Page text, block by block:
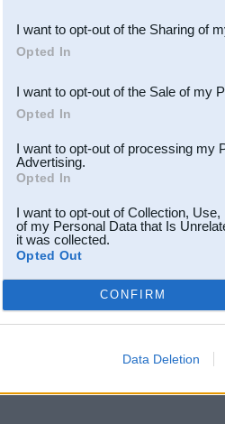
Downstream Participants
third parties.
I want to opt-out of the Sharing of
Opted In
I want to opt-out of the Sale of my
Opted In
I want to opt-out of processing my
Advertising.
Opted In
I want to opt-out of Collection,
of my Personal Data that Is
it was collected.
Opted Out
CONFIRM
Data Deletion